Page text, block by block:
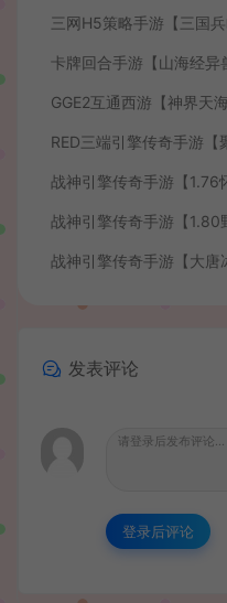
发表评论
登录后评论